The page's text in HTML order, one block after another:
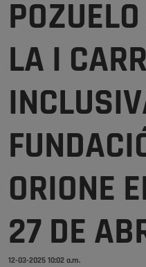
LA I
ORIONE
27 DE
12-03-2025 10:02 a.m.